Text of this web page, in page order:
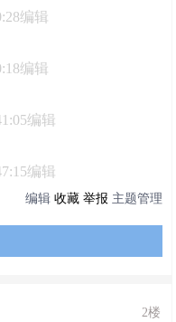
编辑
编辑
编辑
编辑
编辑 收藏 举报 主题管理
2楼